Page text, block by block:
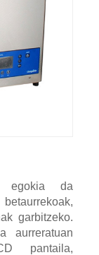
egokia da
garbitzeko.
aurreratuan
pantaila,